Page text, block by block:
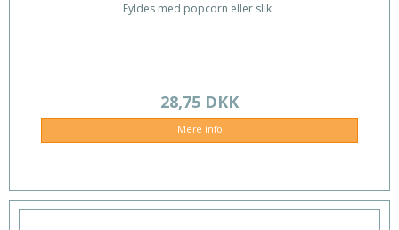
Fyldes med popcorn eller slik.
28,75 DKK
Mere info